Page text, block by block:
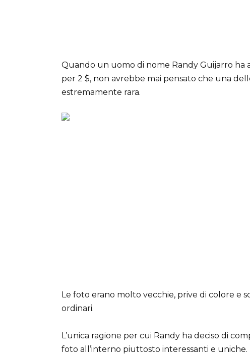
Quando un uomo di nome Randy Guijarro ha
per 2 $, non avrebbe mai pensato che una
estremamente rara.
Le foto erano molto vecchie, prive di colore e
ordinari.
L’unica ragione per cui Randy ha deciso di
foto all’interno piuttosto interessanti e uniche.